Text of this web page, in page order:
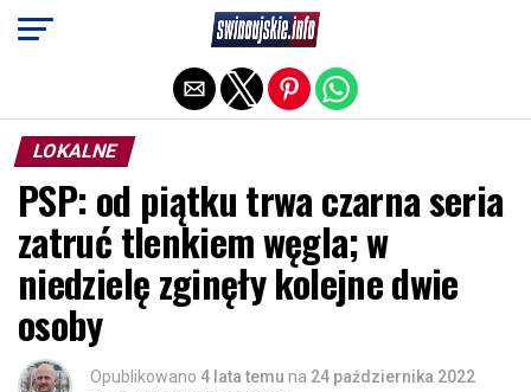
LOKALNE
PSP: od piątku trwa czarna seria
zatruć tlenkiem węgla; w
niedzielę zginęły kolejne dwie
osoby
Opublikowano 4 lata temu na 24 października 2022
Exit mobile version